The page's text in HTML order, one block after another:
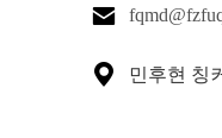

 민후현 칭